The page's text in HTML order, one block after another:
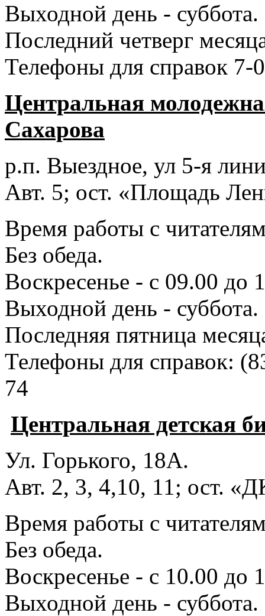
Выходной день - суббота.
Последний четверг
Телефоны для справок 7-
Центральная
Сахарова
р.п. Выездное, ул 5-я
Авт. 5; ост. «Площадь
Время работы с
Без обеда.
Воскресенье - с 09.00 до
Выходной день - суббота.
Последняя пятница
Телефоны для справок:
74
Центральная детская
Ул. Горького, 18А.
Авт. 2, 3, 4,10, 11; ост.
Время работы с
Без обеда.
Воскресенье - с 10.00 до
Выходной день - суббота.